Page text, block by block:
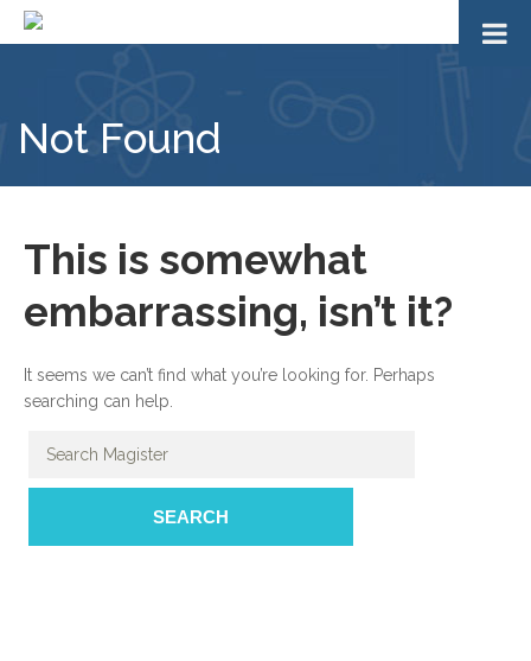
Not Found
This is somewhat
embarrassing, isn’t it?
It seems we can’t find what you’re looking for. Perhaps
searching can help.
SEARCH